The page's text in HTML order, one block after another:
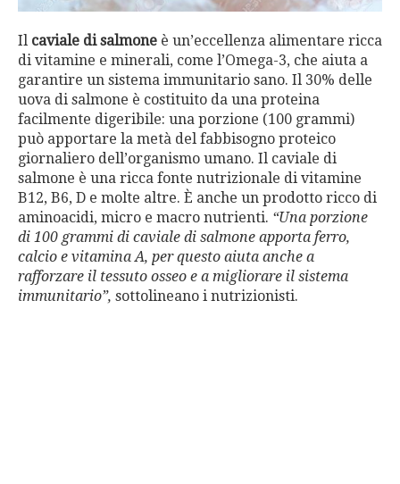
Il caviale di salmone è un’eccellenza alimentare ricca
di vitamine e minerali, come l’Omega-3, che aiuta a
garantire un sistema immunitario sano. Il 30% delle
uova di salmone è costituito da una proteina
facilmente digeribile: una porzione (100 grammi)
può apportare la metà del fabbisogno proteico
giornaliero dell’organismo umano. Il caviale di
salmone è una ricca fonte nutrizionale di vitamine
B12, B6, D e molte altre. È anche un prodotto ricco di
aminoacidi, micro e macro nutrienti. “Una porzione
di 100 grammi di caviale di salmone apporta ferro,
calcio e vitamina A, per questo aiuta anche a
rafforzare il tessuto osseo e a migliorare il sistema
immunitario”, sottolineano i nutrizionisti.